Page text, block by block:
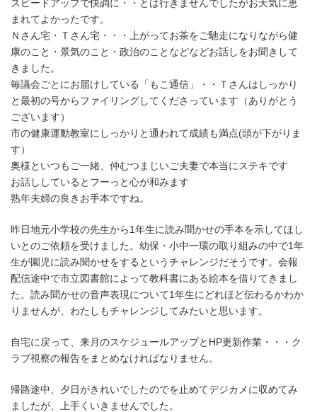
スピードアップで快調に・・とは行きませんでしたがお天気に恵
まれてよかったです。
Ｎさん宅・Ｔさん宅・・・上がってお茶をご馳走になりながら健
康のこと・景気のこと・政治のことなどなどお話しをお聞きして
きました。
毎議会ごとにお届けしている「もこ通信」・・Ｔさんはしっかり
と最初の号からファイリングしてくださっています（ありがとう
ございます）
市の健康運動教室にしっかりと通われて成績も満点(頭が下がりま
す）
奥様といつもご一緒、仲むつまじいご夫妻で本当にステキです
お話ししているとフーっと心が和みます
熟年夫婦の良きお手本ですね。
昨日地元小学校の先生から1年生に読み聞かせの手本を示してほし
いとのご依頼を受けました。幼保・小中一環の取り組みの中で1年
生が園児に読み聞かせをするというチャレンジだそうです。会報
配信途中で市立図書館によって教科書にある絵本を借りてきまし
た。読み聞かせの音声表現について1年生にどれほど伝わるかわか
りませんが、わたしもチャレンジしてみたいと思います。
自宅に戻って、来月のスケジュールアップとHP更新作業・・・ク
ラブ視察の報告をまとめなければなりません。
帰路途中、夕日がきれいでしたのでを止めてデジカメに収めてみ
ましたが、上手くいきませんでした。